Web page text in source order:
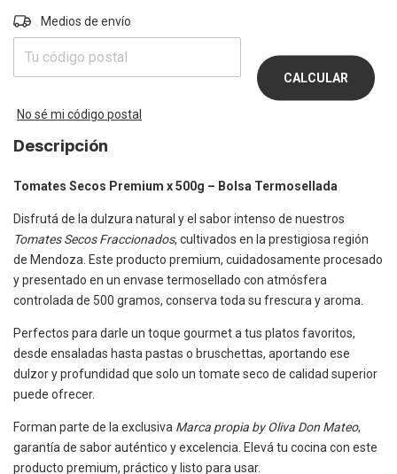
Entregas para el CP:
Medios de envío
CALCULAR
No sé mi código postal
Descripción
Tomates Secos Premium x 500g – Bolsa Termosellada
Disfrutá de la dulzura natural y el sabor intenso de nuestros
Tomates Secos Fraccionados, cultivados en la prestigiosa región
de Mendoza. Este producto premium, cuidadosamente procesado
y presentado en un envase termosellado con atmósfera
controlada de 500 gramos, conserva toda su frescura y aroma.
Perfectos para darle un toque gourmet a tus platos favoritos,
desde ensaladas hasta pastas o bruschettas, aportando ese
dulzor y profundidad que solo un tomate seco de calidad superior
puede ofrecer.
Forman parte de la exclusiva Marca propia by Oliva Don Mateo,
garantía de sabor auténtico y excelencia. Elevá tu cocina con este
producto premium, práctico y listo para usar.